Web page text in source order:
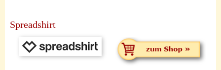
Spreadshirt